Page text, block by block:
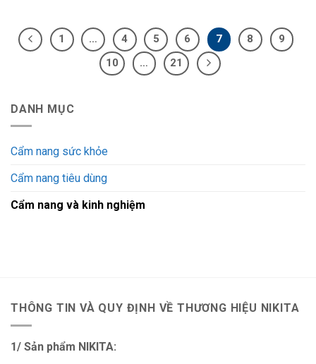
DANH MỤC
Cẩm nang sức khỏe
Cẩm nang tiêu dùng
Cẩm nang và kinh nghiệm
1 … 4 5 6 7 8
9
10
… 21
THÔNG TIN VÀ QUY ĐỊNH VỀ THƯƠNG HIỆU NIKITA
1/ Sản phẩm NIKITA: